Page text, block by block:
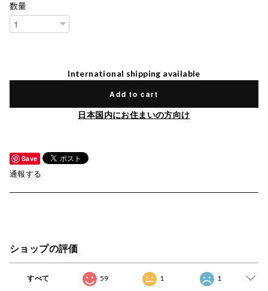
数量
International shipping available
Add to cart
日本国内にお住まいの方向け
Save
通報する
ショップの評価
すべて 59 1 1